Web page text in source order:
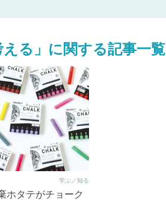
える」に関する記事一覧
学ぶ／知る
ホタテがチョーク